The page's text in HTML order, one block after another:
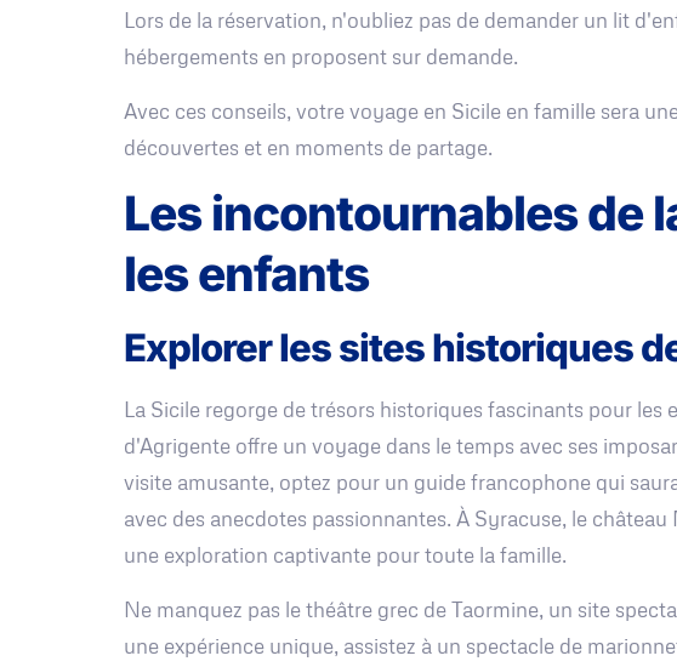
Lors de la réservation, n'oubliez pas de demander un lit
hébergements en proposent sur demande.
Avec ces conseils, votre voyage en Sicile en famille sera
découvertes et en moments de partage.
Les incontournables de
les enfants
Explorer les sites historiques
La Sicile regorge de trésors historiques fascinants pour les
d'Agrigente offre un voyage dans le temps avec ses
visite amusante, optez pour un guide francophone qui
avec des anecdotes passionnantes. À Syracuse, le
une exploration captivante pour toute la famille.
Ne manquez pas le théâtre grec de Taormine, un site
une expérience unique, assistez à un spectacle de